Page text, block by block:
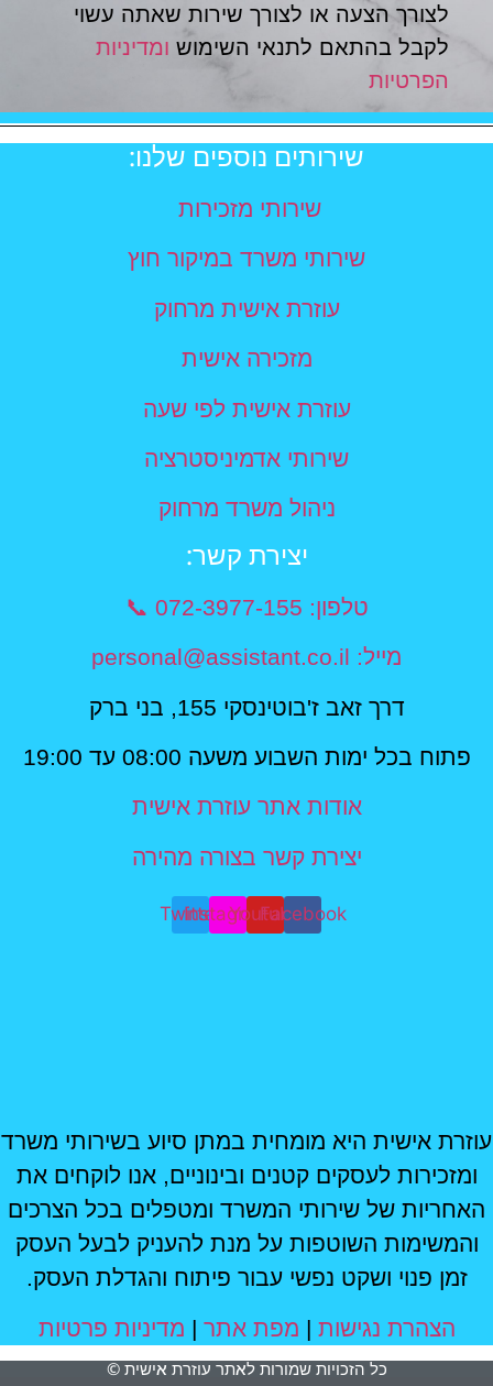
לצורך הצעה או לצורך שירות שאתה עשוי
לקבל בהתאם לתנאי השימוש ומדיניות
הפרטיות
שירותים נוספים שלנו:
שירותי מזכירות
שירותי משרד במיקור חוץ
עוזרת אישית מרחוק
מזכירה אישית
עוזרת אישית לפי שעה
שירותי אדמיניסטרציה
ניהול משרד מרחוק
יצירת קשר​:
טלפון: 072-3977-155 📞
מייל: personal@assistant.co.il
דרך זאב ז'בוטינסקי 155, בני ברק
פתוח בכל ימות השבוע משעה 08:00 עד 19:00
אודות אתר עוזרת אישית
יצירת קשר בצורה מהירה
Facebook
Youtube
Instagram
Twitter
עוזרת אישית היא מומחית במתן סיוע בשירותי משרד
ומזכירות לעסקים קטנים ובינוניים, אנו לוקחים את
האחריות של שירותי המשרד ומטפלים בכל הצרכים
והמשימות השוטפות על מנת להעניק לבעל העסק
זמן פנוי ושקט נפשי עבור פיתוח והגדלת העסק.
הצהרת נגישות | מפת אתר | מדיניות פרטיות
כל הזכויות שמורות לאתר עוזרת אישית ©